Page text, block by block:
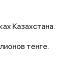
Казахстана.
тенге.